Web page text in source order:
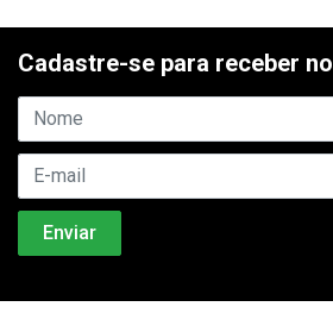
Cadastre-se para receber